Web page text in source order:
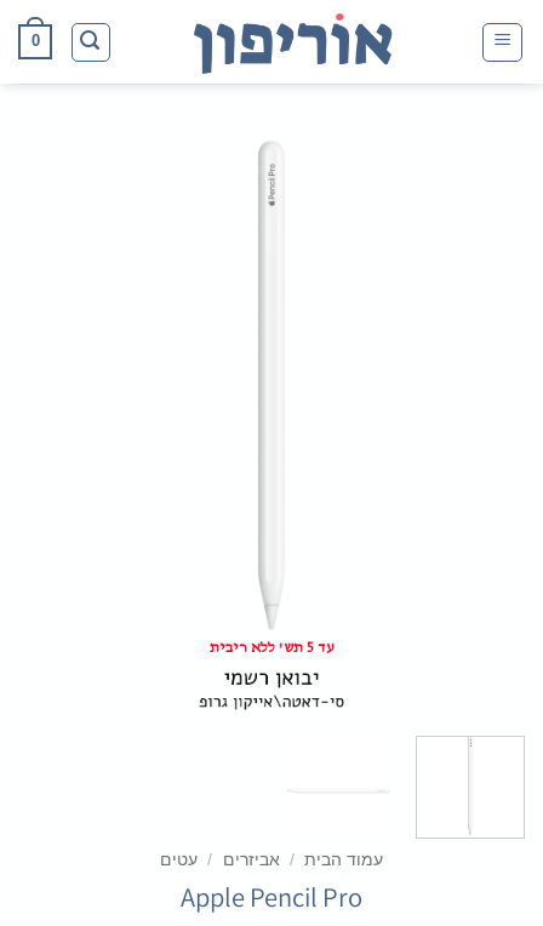
0
עד 5 תש' ללא ריבית
עמוד הבית / אביזרים / עטים
Apple Pencil Pro